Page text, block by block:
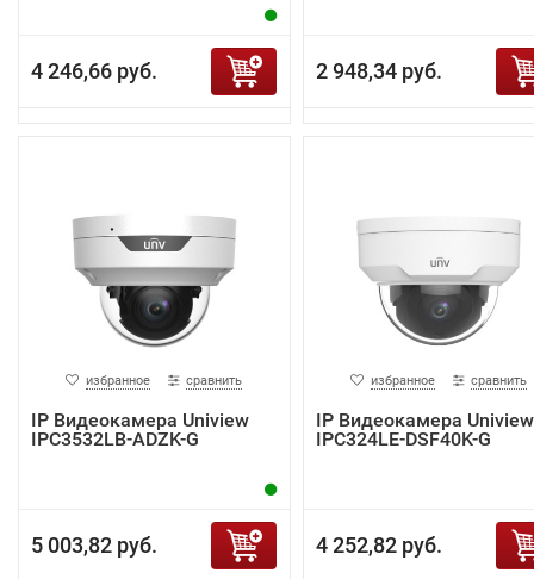
4 246,66 руб. 2 948,34 руб.
избранное сравнить
IP Видеокамера Uniview
IPC3532LB-ADZK-G
5 003,82 руб.
избранное сравнить
IP Видеокамера Uniview
IPC324LE-DSF40K-G
4 252,82 руб.